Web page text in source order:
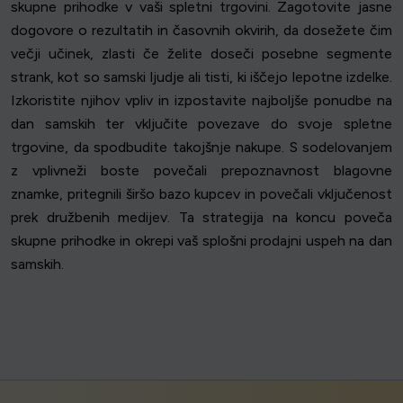
skupne prihodke v vaši spletni trgovini. Zagotovite jasne
dogovore o rezultatih in časovnih okvirih, da dosežete čim
večji učinek, zlasti če želite doseči posebne segmente
strank, kot so samski ljudje ali tisti, ki iščejo lepotne izdelke.
Izkoristite njihov vpliv in izpostavite najboljše ponudbe na
dan samskih ter vključite povezave do svoje spletne
trgovine, da spodbudite takojšnje nakupe. S sodelovanjem
z vplivneži boste povečali prepoznavnost blagovne
znamke, pritegnili širšo bazo kupcev in povečali vključenost
prek družbenih medijev. Ta strategija na koncu poveča
skupne prihodke in okrepi vaš splošni prodajni uspeh na dan
samskih.